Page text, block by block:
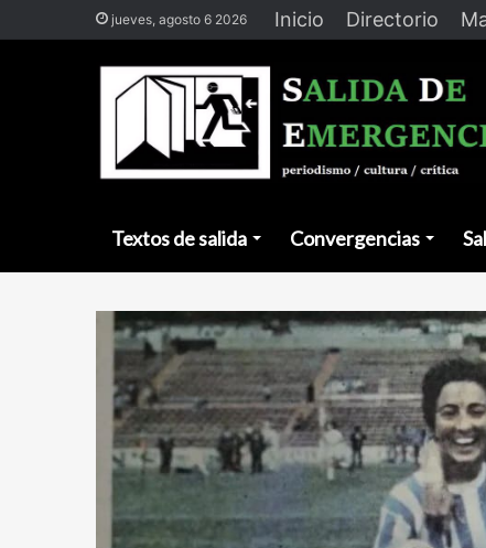
jueves, agosto 6 2026 Inicio Directorio
Textos de salida Convergencias